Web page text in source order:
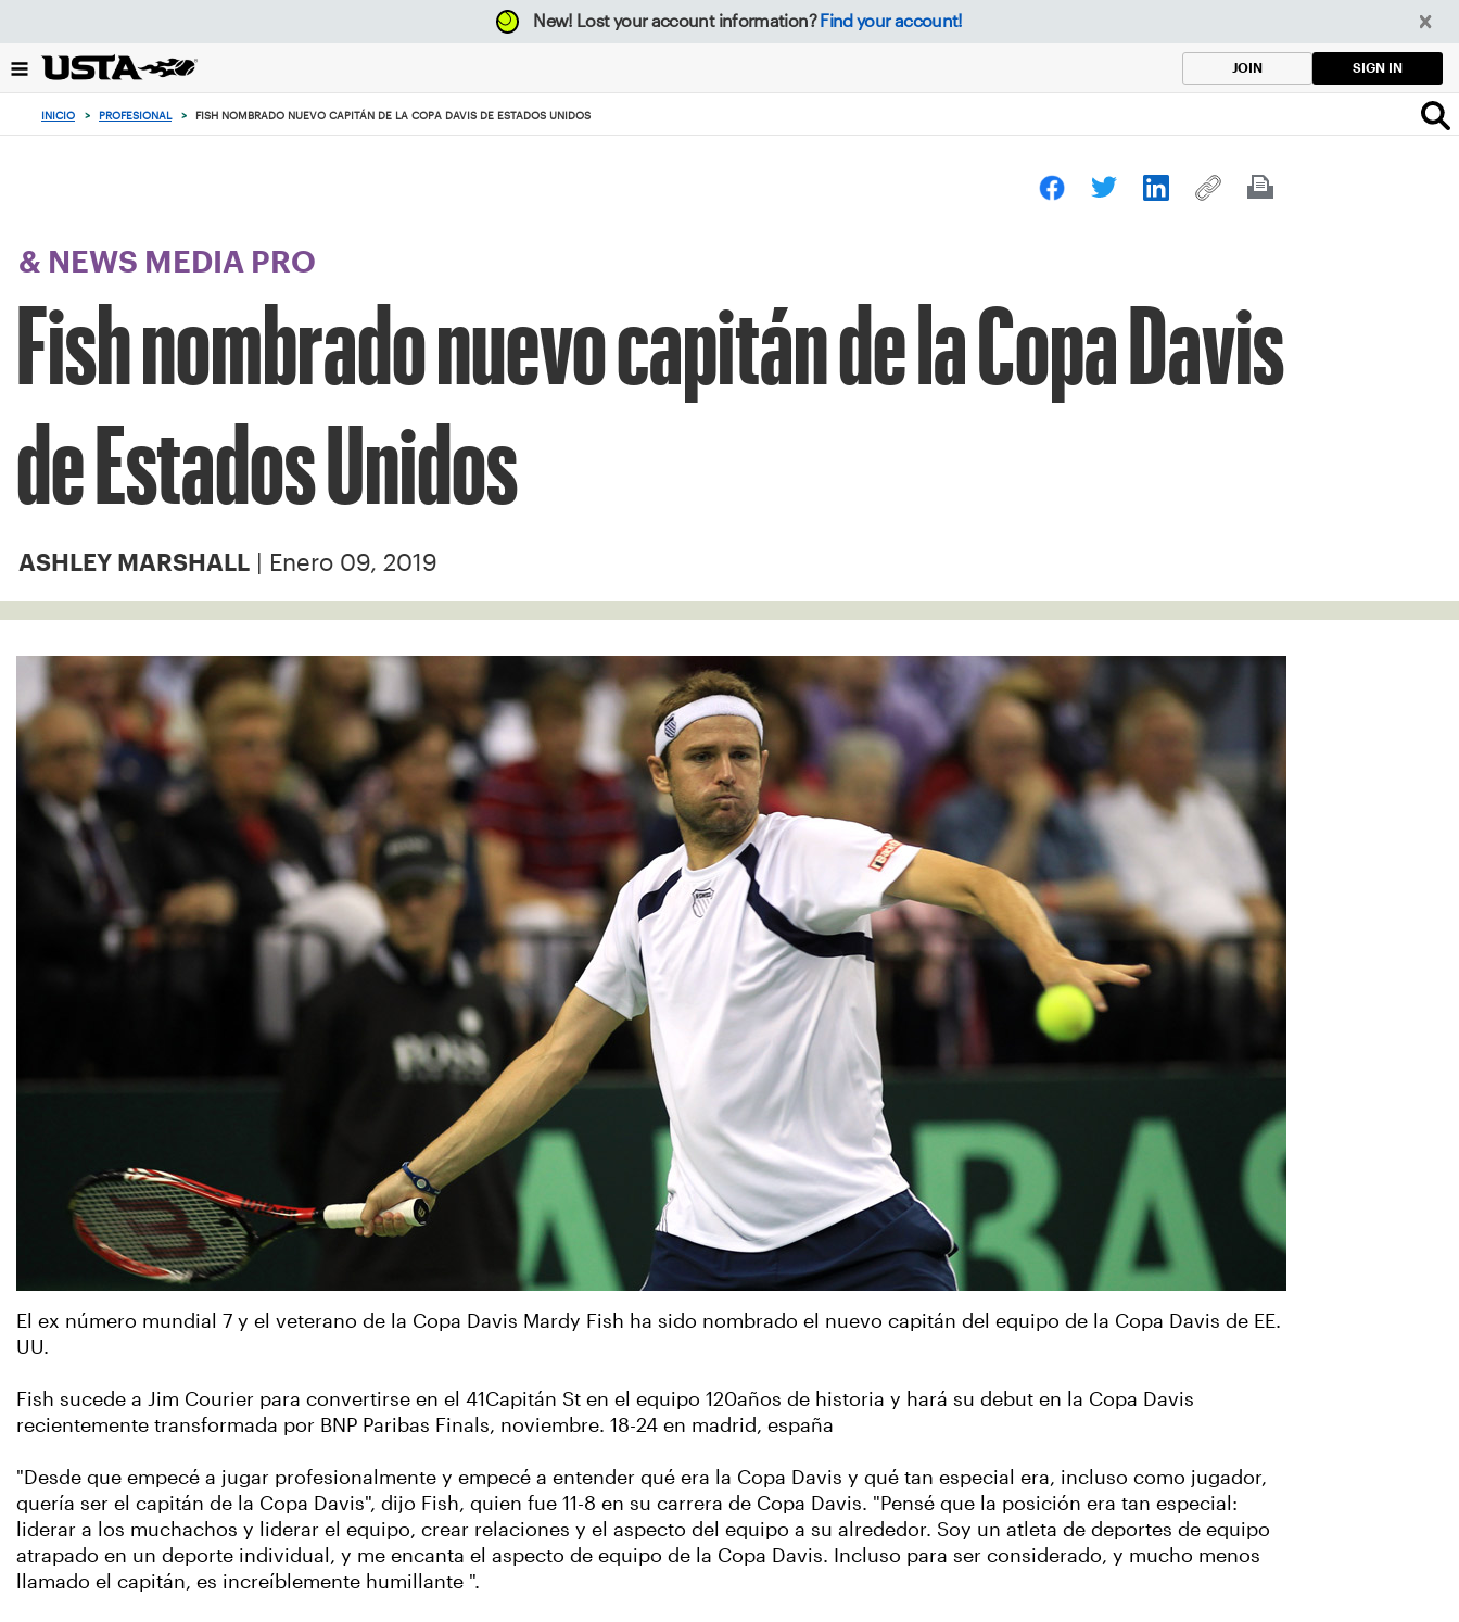
el
botón
New! Lost your account information? Find your account!
JOIN SIGN IN
INICIO > PROFESIONAL > FISH NOMBRADO NUEVO CAPITÁN DE LA COPA DAVIS DE ESTADOS UNIDOS
& NEWS MEDIA PRO
Fish nombrado nuevo capitán de la Copa Davis
de Estados Unidos
ASHLEY MARSHALL | Enero 09, 2019
El ex número mundial 7 y el veterano de la Copa Davis Mardy Fish ha sido nombrado el nuevo capitán del equipo de la Copa Davis de EE.
UU.
Fish sucede a Jim Courier para convertirse en el 41Capitán St en el equipo 120años de historia y hará su debut en la Copa Davis
recientemente transformada por BNP Paribas Finals, noviembre. 18-24 en madrid, españa
"Desde que empecé a jugar profesionalmente y empecé a entender qué era la Copa Davis y qué tan especial era, incluso como jugador,
quería ser el capitán de la Copa Davis", dijo Fish, quien fue 11-8 en su carrera de Copa Davis. "Pensé que la posición era tan especial:
liderar a los muchachos y liderar el equipo, crear relaciones y el aspecto del equipo a su alrededor. Soy un atleta de deportes de equipo
atrapado en un deporte individual, y me encanta el aspecto de equipo de la Copa Davis. Incluso para ser considerado, y mucho menos
llamado el capitán, es increíblemente humillante ".